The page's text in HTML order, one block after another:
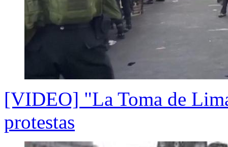
[VIDEO] "La Toma de
protestas